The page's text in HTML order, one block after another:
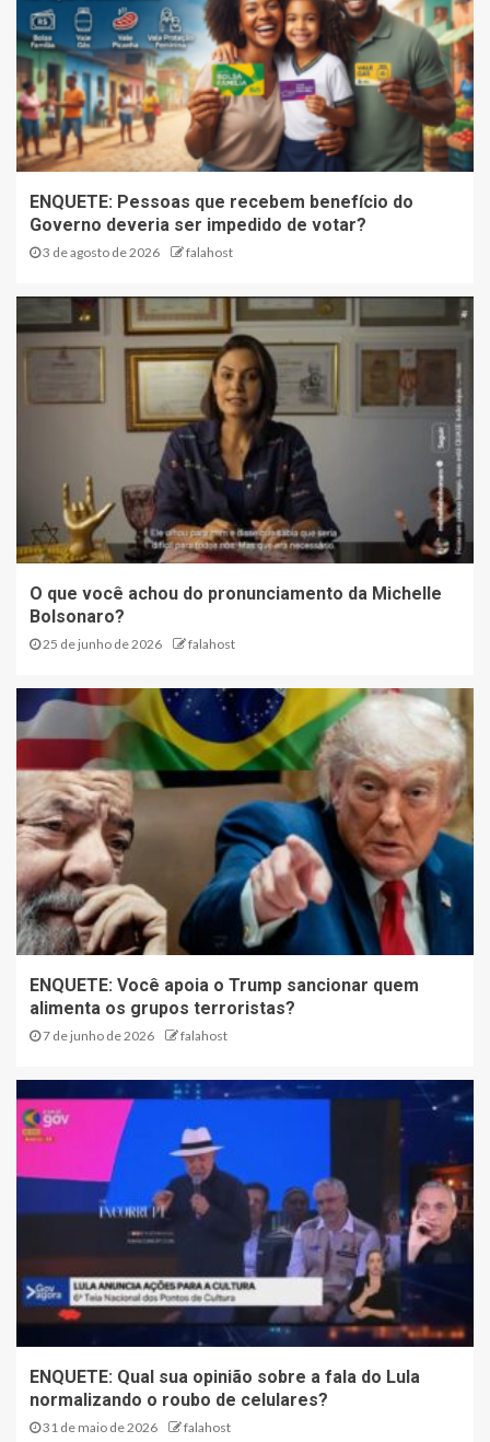
ENQUETE: Pessoas que recebem benefício do
Governo deveria ser impedido de votar?
3 de agosto de 2026 falahost
O que você achou do pronunciamento da Michelle
Bolsonaro?
25 de junho de 2026 falahost
ENQUETE: Você apoia o Trump sancionar quem
alimenta os grupos terroristas?
7 de junho de 2026 falahost
ENQUETE: Qual sua opinião sobre a fala do Lula
normalizando o roubo de celulares?
31 de maio de 2026 falahost